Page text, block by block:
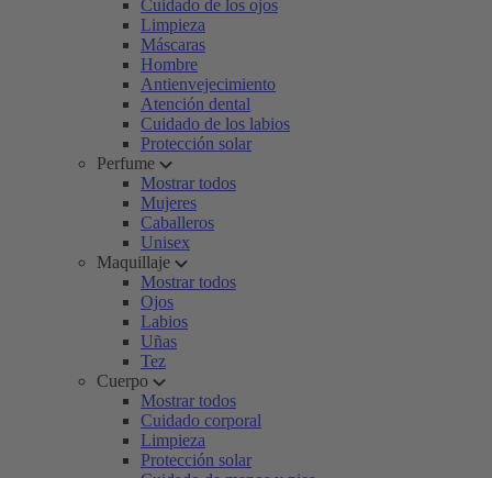
Cuidado de los ojos
Limpieza
Máscaras
Hombre
Antienvejecimiento
Atención dental
Cuidado de los labios
Protección solar
Perfume
Mostrar todos
Mujeres
Caballeros
Unisex
Maquillaje
Mostrar todos
Ojos
Labios
Uñas
Tez
Cuerpo
Mostrar todos
Cuidado corporal
Limpieza
Protección solar